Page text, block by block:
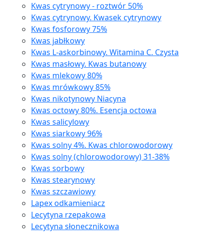
Kwas cytrynowy - roztwór 50%
Kwas cytrynowy. Kwasek cytrynowy
Kwas fosforowy 75%
Kwas jabłkowy
Kwas L-askorbinowy. Witamina C. Czysta
Kwas masłowy. Kwas butanowy
Kwas mlekowy 80%
Kwas mrówkowy 85%
Kwas nikotynowy Niacyna
Kwas octowy 80%. Esencja octowa
Kwas salicylowy
Kwas siarkowy 96%
Kwas solny 4%. Kwas chlorowodorowy
Kwas solny (chlorowodorowy) 31-38%
Kwas sorbowy
Kwas stearynowy
Kwas szczawiowy
Lapex odkamieniacz
Lecytyna rzepakowa
Lecytyna słonecznikowa